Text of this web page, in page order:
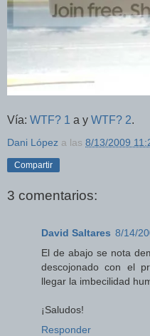
Vía: WTF? 1 a y WTF? 2.
Dani López a las 8/13/2009
Compartir
3 comentarios:
David Saltares 8/14/
El de abajo se nota
descojonado con el
llegar la imbecilidad
¡Saludos!
Responder